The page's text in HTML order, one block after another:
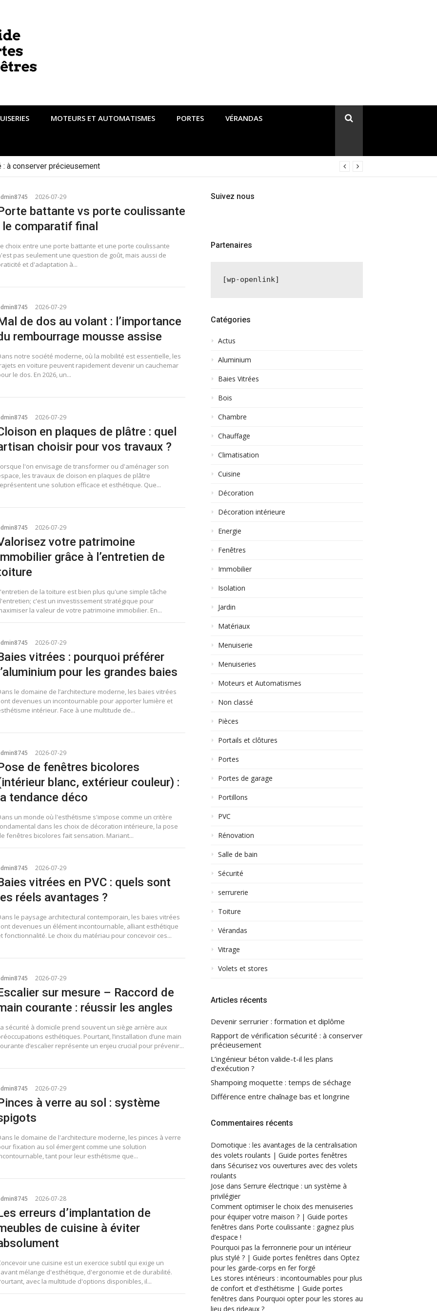
MOTEURS ET AUTOMATISMES PORTES VÉRANDAS
à conserver précieusement
2026-07-29
battante vs porte coulissante
le comparatif final
choix entre une porte battante et une porte coulissante
pas seulement une question de goût, mais aussi de
et d'adaptation à...
2026-07-29
de dos au volant : l’importance
rembourrage mousse assise
notre société moderne, où la mobilité est essentielle, les
en voiture peuvent rapidement devenir un cauchemar
le dos. En 2026, un...
2026-07-29
en plaques de plâtre : quel
choisir pour vos travaux ?
l'on envisage de transformer ou d'aménager son
les travaux de cloison en plaques de plâtre
une solution efficace et esthétique. Que...
2026-07-29
votre patrimoine
grâce à l’entretien de
de la toiture est bien plus qu'une simple tâche
c'est un investissement stratégique pour
la valeur de votre patrimoine immobilier. En...
2026-07-29
vitrées : pourquoi préférer
pour les grandes baies
le domaine de l’architecture moderne, les baies vitrées
devenues un incontournable pour apporter lumière et
intérieur. Face à une multitude de...
2026-07-29
de fenêtres bicolores
blanc, extérieur couleur) :
tendance déco
un monde où l'esthétisme s'impose comme un critère
dans les choix de décoration intérieure, la pose
fenêtres bicolores fait sensation. Mariant...
2026-07-29
vitrées en PVC : quels sont
réels avantages ?
le paysage architectural contemporain, les baies vitrées
devenues un élément incontournable, alliant esthétique
fonctionnalité. Le choix du matériau pour concevoir ces...
2026-07-29
sur mesure – Raccord de
courante : réussir les angles
sécurité à domicile prend souvent un siège arrière aux
esthétiques. Pourtant, l’installation d’une main
d’escalier représente un enjeu crucial pour prévenir...
2026-07-29
à verre au sol : système
le domaine de l'architecture moderne, les pinces à verre
fixation au sol émergent comme une solution
tant pour leur esthétisme que...
2026-07-28
erreurs d’implantation de
de cuisine à éviter
une cuisine est un exercice subtil qui exige un
mélange d'esthétique, d'ergonomie et de durabilité.
avec la multitude d'options disponibles, il...
Suivez nous
Partenaires
[wp-openlink]
Catégories
Actus
Aluminium
Baies Vitrées
Bois
Chambre
Chauffage
Climatisation
Cuisine
Décoration
Décoration intérieure
Energie
Fenêtres
Immobilier
Isolation
Jardin
Matériaux
Menuiserie
Menuiseries
Moteurs et Automatismes
Non classé
Pièces
Portails et clôtures
Portes
Portes de garage
Portillons
PVC
Rénovation
Salle de bain
Sécurité
serrurerie
Toiture
Vérandas
Vitrage
Volets et stores
Articles récents
Devenir serrurier : formation et diplôme
Rapport de vérification sécurité : à conserver
précieusement
L’ingénieur béton valide-t-il les plans
d’exécution ?
Shampoing moquette : temps de séchage
Différence entre chaînage bas et longrine
Commentaires récents
Domotique : les avantages de la centralisation
des volets roulants | Guide portes fenêtres
dans Sécurisez vos ouvertures avec des volets
roulants
Jose dans Serrure électrique : un système à
privilégier
Comment optimiser le choix des menuiseries
pour équiper votre maison ? | Guide portes
fenêtres dans Porte coulissante : gagnez plus
d’espace !
Pourquoi pas la ferronnerie pour un intérieur
plus stylé ? | Guide portes fenêtres dans Optez
pour les garde-corps en fer forgé
Les stores intérieurs : incontournables pour plus
de confort et d'esthétisme | Guide portes
fenêtres dans Pourquoi opter pour les stores au
lieu des rideaux ?